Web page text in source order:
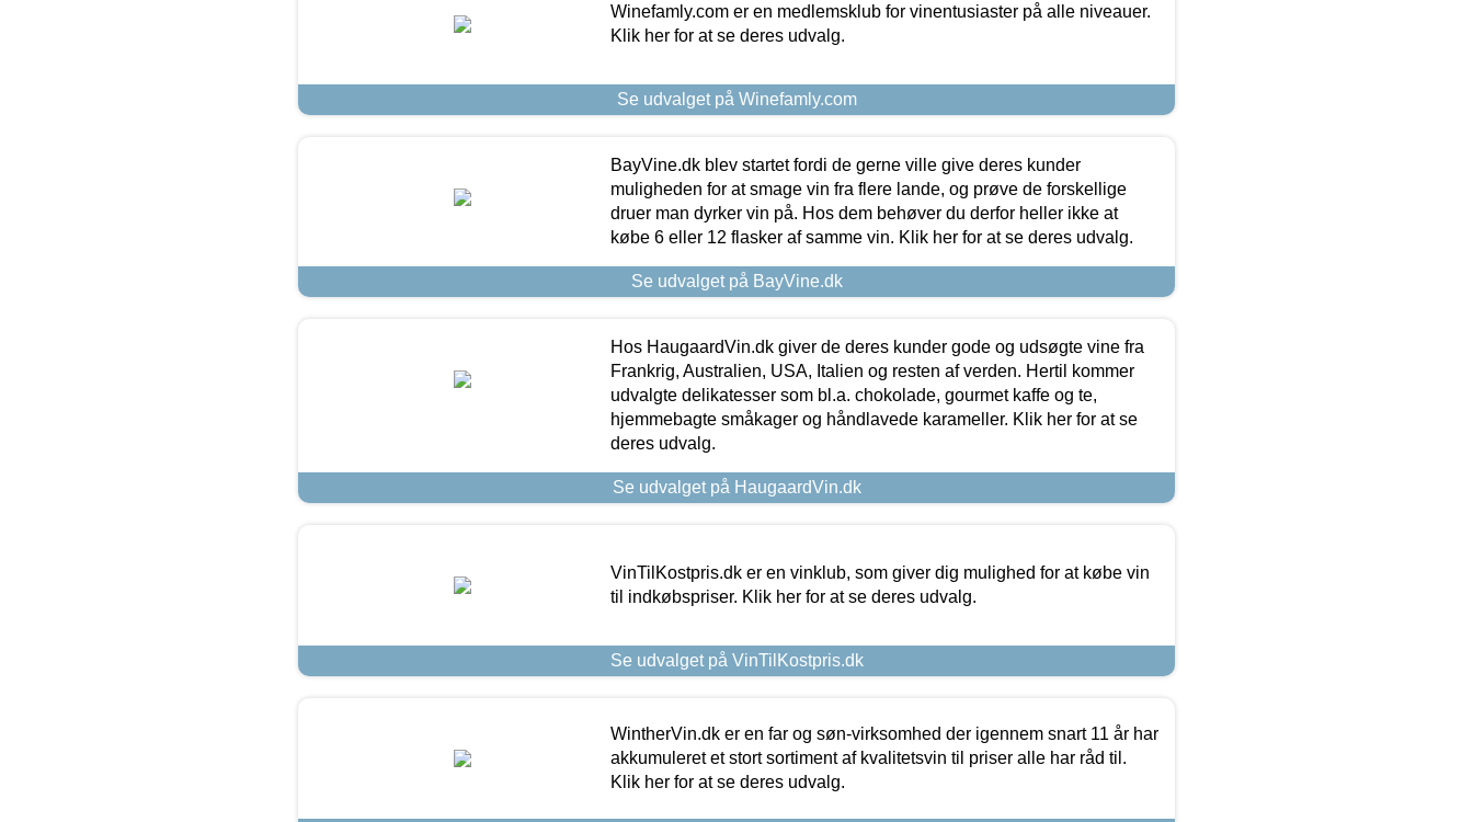
Winefamly.com er en medlemsklub for vinentusiaster på alle niveauer.
Klik her for at se deres udvalg.
Se udvalget på Winefamly.com
BayVine.dk blev startet fordi de gerne ville give deres kunder
muligheden for at smage vin fra flere lande, og prøve de forskellige
druer man dyrker vin på. Hos dem behøver du derfor heller ikke at
købe 6 eller 12 flasker af samme vin. Klik her for at se deres udvalg.
Se udvalget på BayVine.dk
Hos HaugaardVin.dk giver de deres kunder gode og udsøgte vine fra
Frankrig, Australien, USA, Italien og resten af verden. Hertil kommer
udvalgte delikatesser som bl.a. chokolade, gourmet kaffe og te,
hjemmebagte småkager og håndlavede karameller. Klik her for at se
deres udvalg.
Se udvalget på HaugaardVin.dk
VinTilKostpris.dk er en vinklub, som giver dig mulighed for at købe vin
til indkøbspriser. Klik her for at se deres udvalg.
Se udvalget på VinTilKostpris.dk
WintherVin.dk er en far og søn-virksomhed der igennem snart 11 år har
akkumuleret et stort sortiment af kvalitetsvin til priser alle har råd til.
Klik her for at se deres udvalg.